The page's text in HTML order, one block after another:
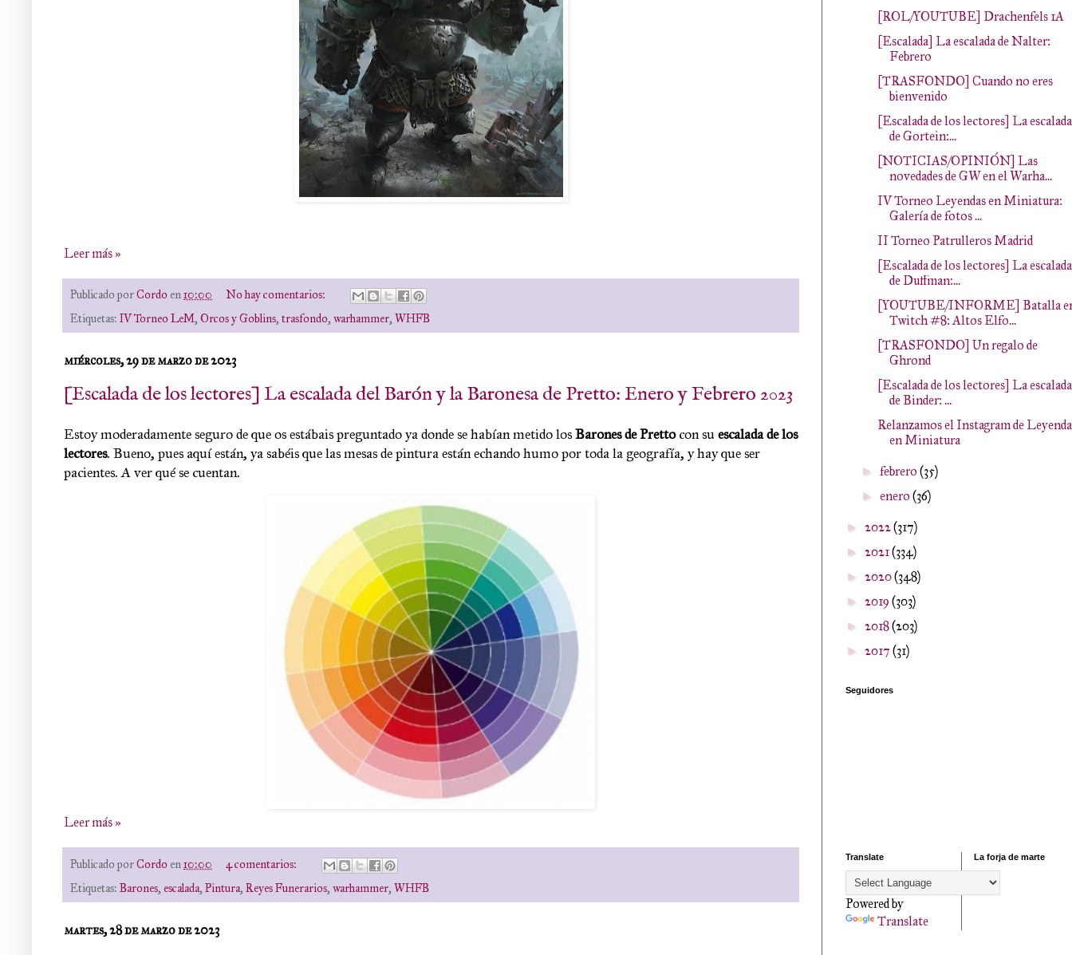
Leer más »
Publicado porCordo en10:00
No hay comentarios:
Etiquetas: IV Torneo LeM, Orcos y Goblins, trasfondo, warhammer, WHFB
miércoles, 29 de marzo de 2023
[Escalada de los lectores] La escalada del Barón y la Baronesa de Pretto: Enero y Febrero 2023
Estoy moderadamente seguro de que os estábais preguntado ya donde se habían metido losBarones de Prettocon suescalada de los
lectores. Bueno, pues aquí están, ya sabéis que las mesas de pintura están echando humo por toda la geografía, y hay que ser
pacientes. A ver qué se cuentan.
Leer más »
Publicado porCordo en10:00
4 comentarios:
Etiquetas: Barones, escalada, Pintura, Reyes Funerarios, warhammer, WHFB
martes, 28 de marzo de 2023
[ROL/YOUTUBE] Drachenfels 1A
[Escalada] La escalada de Nalter:
Febrero
[TRASFONDO] Cuando no eres
bienvenido
[Escalada de los lectores] La escalada
de Gortein:...
[NOTICIAS/OPINIÓN] Las
novedades de GW en el Warha...
IV Torneo Leyendas en Miniatura:
Galería de fotos ...
II Torneo Patrulleros Madrid
[Escalada de los lectores] La escalada
de Duffman:...
[YOUTUBE/INFORME] Batalla
Twitch #8: Altos Elfo...
[TRASFONDO] Un regalo de
Ghrond
[Escalada de los lectores] La escalada
de Binder: ...
Relanzamos el Instagram de
en Miniatura
►febrero(35)
►enero(36)
► 2022(317)
► 2021(334)
► 2020(348)
► 2019 (303)
► 2018(203)
► 2017 (31)
Seguidores
Translate
Powered by
Translate
La forja de marte